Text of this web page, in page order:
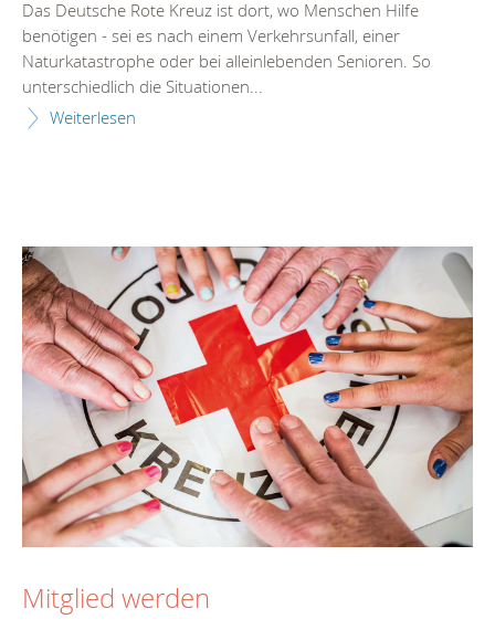
Das Deutsche Rote Kreuz ist dort, wo Menschen Hilfe
benötigen - sei es nach einem Verkehrsunfall, einer
Naturkatastrophe oder bei alleinlebenden Senioren. So
unterschiedlich die Situationen...
Weiterlesen
Mitglied werden